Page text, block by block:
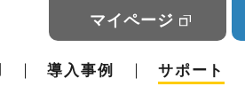
導入事例 サポート
マイページ